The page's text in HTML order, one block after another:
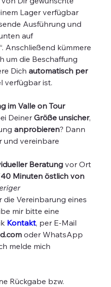
Lager verfügbar
Ausführung und
auf
“. Anschließend kümmere
um die Beschaffung
Dichautomatisch per
verfügbar ist.
im Valle on Tour
DeinerGröße unsicher,
anprobieren? Dann
und vereinbare
Beratung vor Ort
40 Minuten östlich von
die Vereinbarung eines
mir bitte eine
Kontakt, per E-Mail
oder WhatsApp
melde mich
Rückgabe bzw.